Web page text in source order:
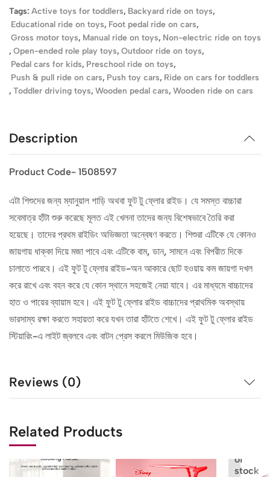
Tags: Active toys for toddlers, Backyard ride on toys,
Educational ride on toys, Foot pedal ride on cars,
Gross motor toys, Manual ride on toys, Non-electric ride on toys
, Open-ended role play toys, Outdoor ride on toys,
Pedal cars for kids, Preschool ride on toys,
Push & pull ride on cars, Push toy cars, Ride on cars for toddlers
, Toddler driving toys, Wooden pedal cars, Wooden ride on cars
Description
Product Code- 1508597
এটা শিশুদের জন্য ম্যানুয়াল গাড়ি অথবা ফুট টু ফ্লোর রাইড। যে সমস্ত বাচ্চারা
সবেমাত্র হাঁটা শুরু করেছে মূলত এই খেলনা তাদের জন্য বিশেষভাবে তৈরি করা
হয়েছে। তাদের প্রথম রাইডিং অভিজ্ঞতা অন্বেষণ করতে। শিশুরা এটিকে যে কোনও
জায়গায় ধাক্কা দিয়ে মজা পাবে এবং এটিকে বাম, ডান, সামনে এবং বিপরীত দিকে
চালাতে পারবে। এই ফুট টু ফ্লোর রাইড-অন আকারে ছোট হওয়ায় কম জায়গা দখল
করে রাখে এবং বহন করে যে কোন স্থানে সহজেই নেয়া যাবে। এর মাধ্যমে বাচ্চাদের
হাত ও পায়ের ব্যায়াম হবে। এই ফুট টু ফ্লোর রাইড বাচ্চাদের প্রাথমিক অবস্থায়
ভারসাম্য রক্ষা করতে সহায়তা করে যখন তারা হাঁটতে শেখে। এই ফুট টু ফ্লোর রাইড
স্টিয়ারিং-এ লাইট জ্বলবে এবং বাটন প্রেস করলে মিউজিক হবে।
Reviews (0)
Related Products
of
stock